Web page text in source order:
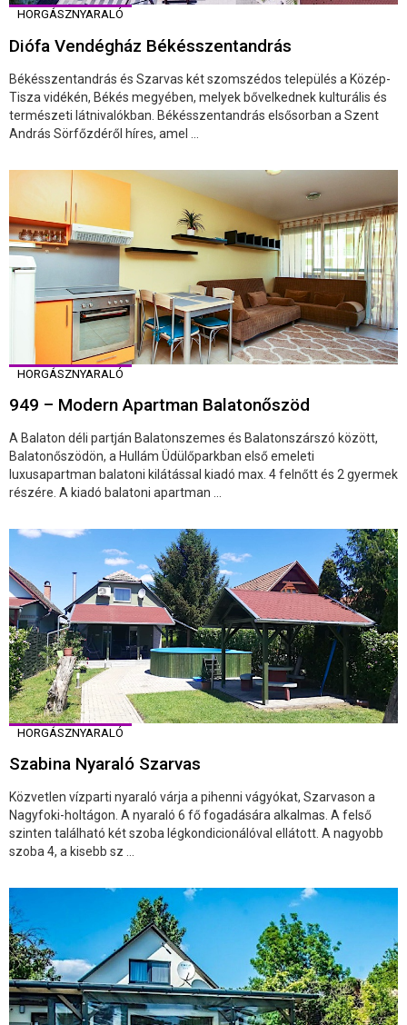
HORGÁSZNYARALÓ
Diófa Vendégház Békésszentandrás
Békésszentandrás és Szarvas két szomszédos település a Közép-
Tisza vidékén, Békés megyében, melyek bővelkednek kulturális és
természeti látnivalókban. Békésszentandrás elsősorban a Szent
András Sörfőzdéről híres, amel ...
HORGÁSZNYARALÓ
949 – Modern Apartman Balatonőszöd
A Balaton déli partján Balatonszemes és Balatonszárszó között,
Balatonőszödön, a Hullám Üdülőparkban első emeleti
luxusapartman balatoni kilátással kiadó max. 4 felnőtt és 2 gyermek
részére. A kiadó balatoni apartman ...
HORGÁSZNYARALÓ
Szabina Nyaraló Szarvas
️Közvetlen vízparti nyaraló várja a pihenni vágyókat, Szarvason a
Nagyfoki-holtágon. A nyaraló 6 fő fogadására alkalmas. ️A felső
szinten található két szoba légkondicionálóval ellátott. A nagyobb
szoba 4, a kisebb sz ...